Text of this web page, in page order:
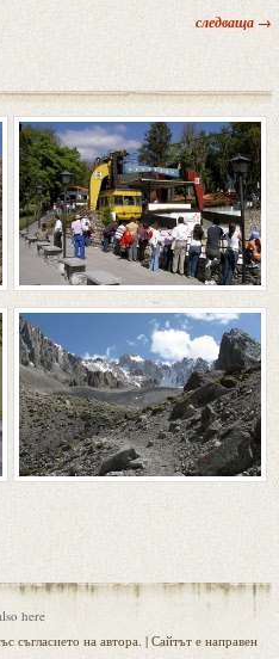
следваща →
here
съгласието на автора. | Сайтът е направен